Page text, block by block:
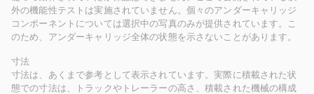
外の機能性テストは実施されていません。個々のアンダーキャリッジ
コンポーネントについては選択中の写真のみが提供されています。こ
のため、アンダーキャリッジ全体の状態を示さないことがあります。
寸法
寸法は、あくまで参考として表示されています。実際に積載された状
態での寸法は、トラックやトレーラーの高さ、積載された機械の構成